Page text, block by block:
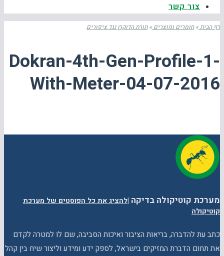
צור קשר
דף הבית» חומרים ומוצרים » תורת הדוקרן נגד ציפורים
Dokran-4th-Gen-Profile-1-
With-Meter-04-07-2016
מערכת קוטיקולה בדיקה |להציג את כל הפוסטים של מערכת
קוטיקולה
כתב עת להדברה, בריאות הציבור ואיכות הסביבה, שם לו למטרה לקדם
את תחום הדברת המזיקים בישראל, לספק ידע ומידע וליצור שיח בין קהל